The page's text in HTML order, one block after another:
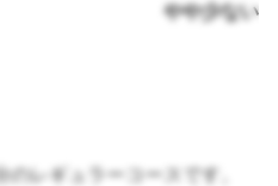
やや少ない
レギュラーコースです。